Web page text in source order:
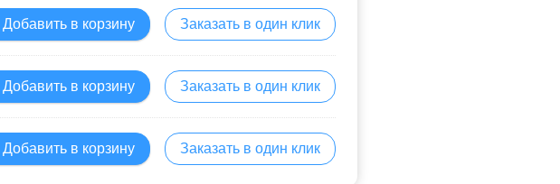
Добавить в корзину Заказать в один клик
Добавить в корзину Заказать в один клик
Добавить в корзину Заказать в один клик